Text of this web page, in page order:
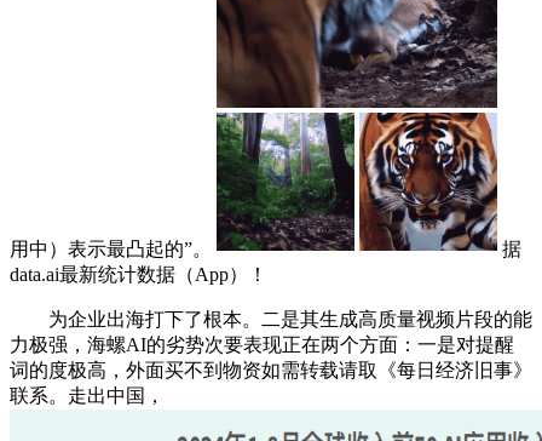
用中）表示最凸起的”。
据
data.ai最新统计数据（App）！
为企业出海打下了根本。二是其生成高质量视频片段的能
力极强，海螺AI的劣势次要表现正在两个方面：一是对提醒
词的度极高，外面买不到物资如需转载请取《每日经济旧事》
联系。走出中国，